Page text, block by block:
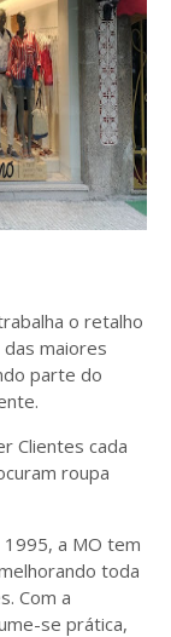
o retalho
maiores
parte do
Clientes cada
roupa
a MO tem
toda
Com a
se prática,